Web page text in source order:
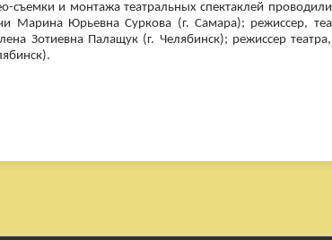
съемки и монтажа театральных спектаклей
Марина Юрьевна Суркова (г. Самара); режиссер,
Зотиевна Палащук (г. Челябинск); режиссер